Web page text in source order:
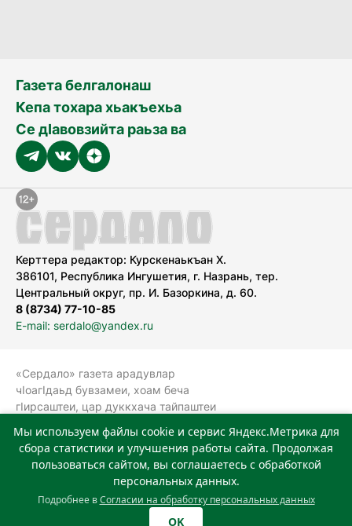
Газета белгалонаш
Кепа тохара хьакъехьа
Се дӀавовзийта раьза ва
Керттера редактор: Курскенаькъан Х.
386101, Республика Ингушетия, г. Назрань, тер.
Центральный округ, пр. И. Базоркина, д. 60.
8 (8734) 77-10-85
E-mail: serdalo@yandex.ru
«Сердало» газета арадувлар
чIоагIдаьд бувзамеи, хоам беча
гIирсаштеи, цар дуккхача тайпаштеи
болхлоша (Роскомнадзор).
Реестровая запись СМИ: ЭЛ № ФС 77-
78323 от 15.05.2020 г. Учредитель:
Государственное автономное
учреждение «Издательский дом
Мы используем файлы cookie и сервис Яндекс.Метрика для
сбора статистики и улучшения работы сайта. Продолжая
пользоваться сайтом, вы соглашаетесь с обработкой
персональных данных.
Подробнее вСогласии на обработку персональных данных
OK